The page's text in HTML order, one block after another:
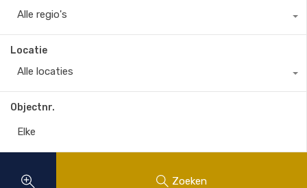
Alle regio's
Locatie
Alle locaties
Objectnr.
Zoeken